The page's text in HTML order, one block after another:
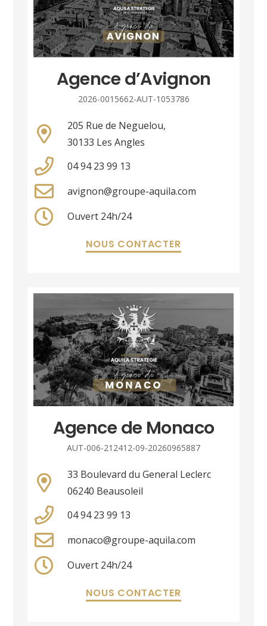
Agence d’Avignon
2026-0015662-AUT-1053786
205 Rue de Neguelou,
30133 Les Angles
04 94 23 99 13
avignon@groupe-aquila.com
Ouvert 24h/24
NOUS CONTACTER
Agence de Monaco
AUT-006-212412-09-20260965887
33 Boulevard du General Leclerc
06240 Beausoleil
04 94 23 99 13
monaco@groupe-aquila.com
Ouvert 24h/24
NOUS CONTACTER